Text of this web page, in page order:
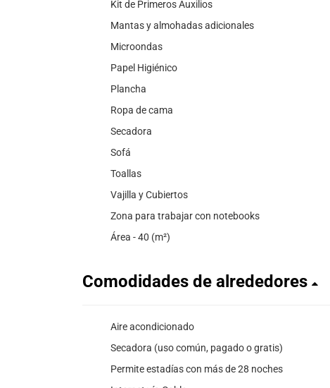
Kit de Primeros Auxilios
Mantas y almohadas adicionales
Microondas
Papel Higiénico
Plancha
Ropa de cama
Secadora
Sofá
Toallas
Vajilla y Cubiertos
Zona para trabajar con notebooks
Área - 40 (m²)
Comodidades de alrededores
Aire acondicionado
Secadora (uso común, pagado o gratis)
Permite estadías con más de 28 noches